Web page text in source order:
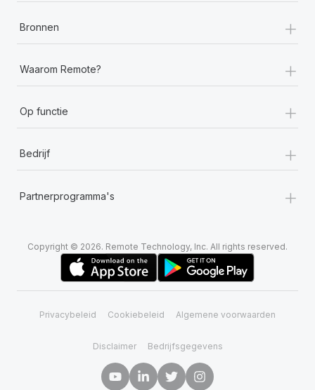
Bronnen +
Waarom Remote? +
Op functie +
Bedrijf +
Partnerprogramma's +
Copyright © 2026. Remote Technology, Inc. All rights reserved.
Privacybeleid Cookiebeleid Algemene voorwaarden
Disclaimer Bedrijfsgegevens